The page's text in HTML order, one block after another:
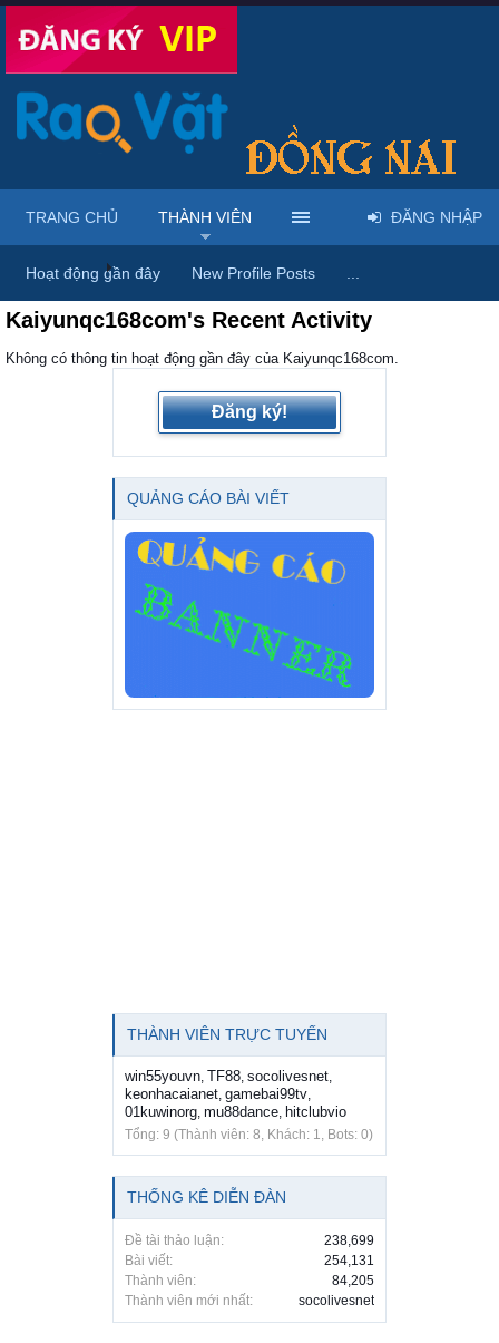
Trang chủ Thành viên
Kaiyunqc168com's Recent Activity
Không có thông tin hoạt động gần đây của Kaiyunqc168com.
Đăng ký!
QUẢNG CÁO BÀI VIẾT
THÀNH VIÊN TRỰC TUYẾN
win55youvn, TF88, socolivesnet,
keonhacaianet, gamebai99tv,
01kuwinorg, mu88dance, hitclubvio
Tổng: 9 (Thành viên: 8, Khách: 1, Bots: 0)
THỐNG KÊ DIỄN ĐÀN
Đề tài thảo luận:
238,699
Bài viết:
254,131
Thành viên:
84,205
Thành viên mới nhất:
socolivesnet
TRANG CHỦ THÀNH VIÊN
Hoạt động gần đây New Profile Posts
ĐĂNG NHẬP